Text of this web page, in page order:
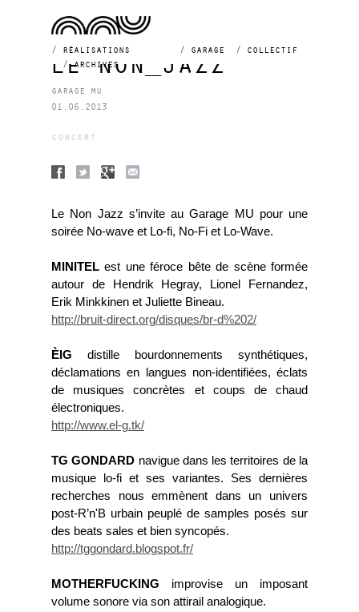
réalisations garage
collectif
archives
le non_jazz
garage mu
01.06.2013
concert
Le Non Jazz s’invite au Garage MU pour une
soirée No-wave et Lo-fi, No-Fi et Lo-Wave.
MINITELest une féroce bête de scène formée
autour de Hendrik Hegray, Lionel Fernandez,
Erik Minkkinen et Juliette Bineau.
http://bruit-direct.org/disques/br-d%202/
ÈlG distille bourdonnements synthétiques,
déclamations en langues non-identifiées, éclats
de musiques concrètes et coups de chaud
électroniques.
http://www.el-g.tk/
TG GONDARD navigue dans les territoires de la
musique lo-fi et ses variantes. Ses dernières
recherches nous emmènent dans un univers
post-R’n'B urbain peuplé de samples posés sur
des beats sales et bien syncopés.
http://tggondard.blogspot.fr/
MOTHERFUCKING improvise un imposant
volume sonore via son attirail analogique.